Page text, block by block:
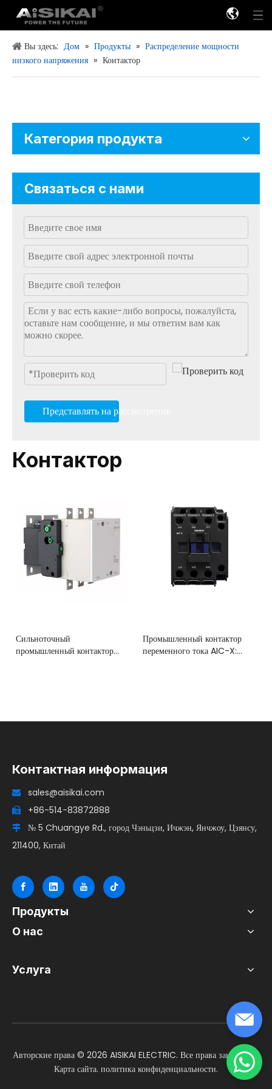
Вы здесь: Дом » Продукты » Распределение мощности
низкого напряжения » Контактор
Категория продукта
Связаться с нами
Представлять на рассмотрение
Контактор
Сильноточный
промышленный контактор
Промышленный контактор
переменного тока AIC-X:
Контактная информация
 sales@aisikai.com
 +86-514-83872888

№ 5 Chuangye Rd., город Чэньцзи, Ичжэн, Янчжоу, Цзянсу,
211400, Китай
Продукты
О нас
Услуга
Авторские права © 2026 AISIKAI ELECTRIC. Все права защищены.
Карта сайта. политика конфиденциальности.